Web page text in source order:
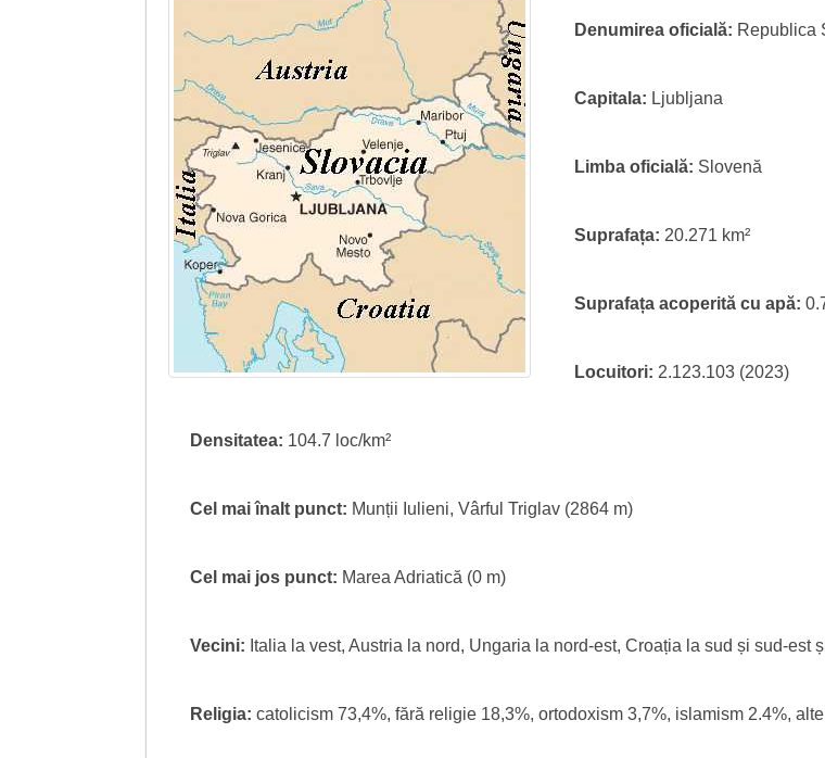
Denumirea oficială: Republica
Capitala: Ljubljana
Limba oficială: Slovenă
Suprafața: 20.271 km²
Suprafața acoperită cu apă:
Locuitori: 2.123.103 (2023)
Densitatea: 104.7 loc/km²
Cel mai înalt punct: Munții Iulieni, Vârful Triglav (2864 m)
Cel mai jos punct: Marea Adriatică (0 m)
Vecini: Italia la vest, Austria la nord, Ungaria la nord-est, Croația la sud și sud-est
Religia:catolicism 73,4%, fără religie 18,3%, ortodoxism 3,7%, islamism 2.4%,